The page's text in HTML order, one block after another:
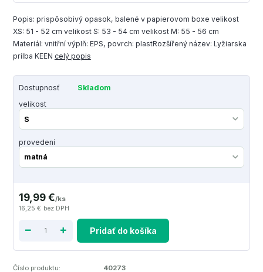
Popis: prispôsobivý opasok, balené v papierovom boxe velikost
XS: 51 - 52 cm velikost S: 53 - 54 cm velikost M: 55 - 56 cm
Materiál: vnitřní výplň: EPS, povrch: plastRozšířený název: Lyžiarska
prilba KEEN celý popis
Dostupnosť
Skladom
velikost
provedení
19,99 €/ks
16,25 € bez DPH
Pridať do košíka
Číslo produktu: 40273